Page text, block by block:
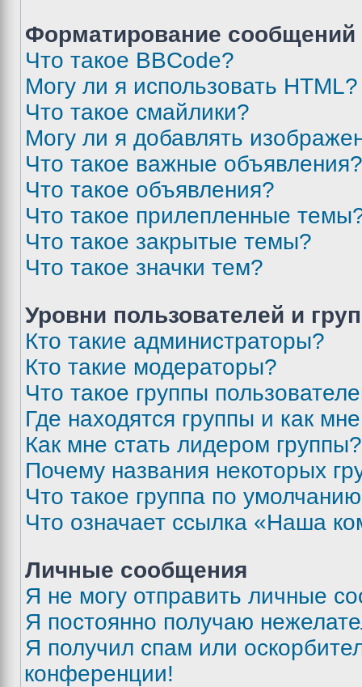
Форматирование
Что такое BBCode?
Могу ли я использовать HTML?
Что такое смайлики?
Могу ли я добавлять
Что такое важные объявления?
Что такое объявления?
Что такое прилепленные
Что такое закрытые темы?
Что такое значки тем?
Уровни пользователей и
Кто такие администраторы?
Кто такие модераторы?
Что такое группы
Где находятся группы и как
Как мне стать лидером группы?
Почему названия некоторых
Что такое группа по
Что означает ссылка «Наша
Личные сообщения
Я не могу отправить личные
Я постоянно получаю
Я получил спам или
конференции!